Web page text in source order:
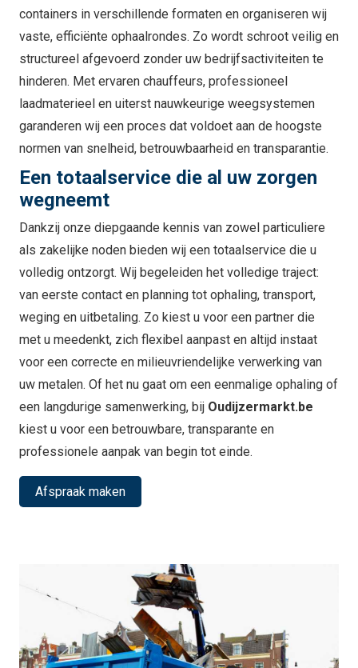
containers in verschillende formaten en organiseren wij
vaste, efficiënte ophaalrondes. Zo wordt schroot veilig en
structureel afgevoerd zonder uw bedrijfsactiviteiten te
hinderen. Met ervaren chauffeurs, professioneel
laadmaterieel en uiterst nauwkeurige weegsystemen
garanderen wij een proces dat voldoet aan de hoogste
normen van snelheid, betrouwbaarheid en transparantie.
Een totaalservice die al uw zorgen
wegneemt
Dankzij onze diepgaande kennis van zowel particuliere
als zakelijke noden bieden wij een totaalservice die u
volledig ontzorgt. Wij begeleiden het volledige traject:
van eerste contact en planning tot ophaling, transport,
weging en uitbetaling. Zo kiest u voor een partner die
met u meedenkt, zich flexibel aanpast en altijd instaat
voor een correcte en milieuvriendelijke verwerking van
uw metalen. Of het nu gaat om een eenmalige ophaling of
een langdurige samenwerking, bij Oudijzermarkt.be
kiest u voor een betrouwbare, transparante en
professionele aanpak van begin tot einde.
Afspraak maken